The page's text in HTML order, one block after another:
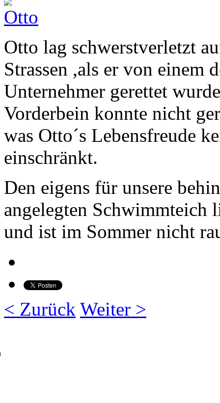
Otto lag schwerstverletzt
Strassen ,als er von einem
Unternehmer gerettet
Vorderbein konnte nicht
was Otto´s Lebensfreude
einschränkt.
Den eigens für unsere
angelegten Schwimmteich
und ist im Sommer nicht
< Zurück Weiter >